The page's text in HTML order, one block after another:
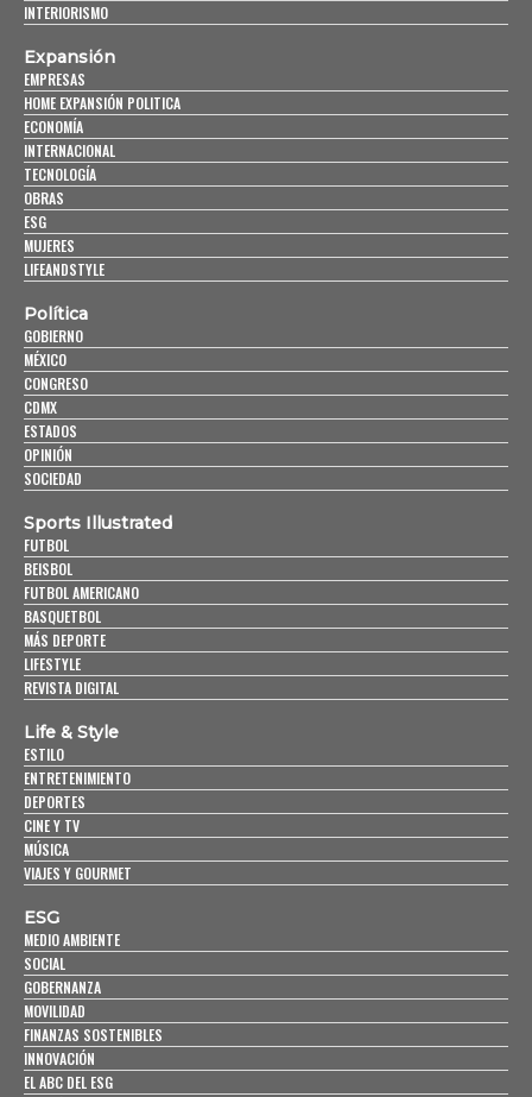
INTERIORISMO
Expansión
EMPRESAS
HOME EXPANSIÓN POLITICA
ECONOMÍA
INTERNACIONAL
TECNOLOGÍA
OBRAS
ESG
MUJERES
LIFEANDSTYLE
Política
GOBIERNO
MÉXICO
CONGRESO
CDMX
ESTADOS
OPINIÓN
SOCIEDAD
Sports Illustrated
FUTBOL
BEISBOL
FUTBOL AMERICANO
BASQUETBOL
MÁS DEPORTE
LIFESTYLE
REVISTA DIGITAL
Life & Style
ESTILO
ENTRETENIMIENTO
DEPORTES
CINE Y TV
MÚSICA
VIAJES Y GOURMET
ESG
MEDIO AMBIENTE
SOCIAL
GOBERNANZA
MOVILIDAD
FINANZAS SOSTENIBLES
INNOVACIÓN
EL ABC DEL ESG